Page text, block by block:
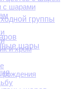
с шарами
и хром
рождения
группы
шары